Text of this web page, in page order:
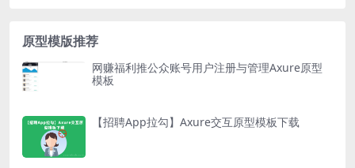
原型模版推荐
网赚福利推公众账号用户注册与管理Axure原型
模板
【招聘App拉勾】Axure交互原型模板下载